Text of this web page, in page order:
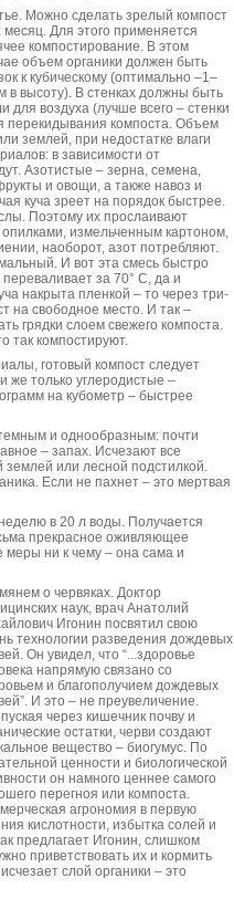
Можно сделать зрелый компост
месяц. Для этого применяется
компостирование. В этом
объем органики должен быть
к кубическому (оптимально –1–
в высоту). В стенках должны быть
для воздуха (лучше всего – стенки
перекидывания компоста. Объем
землей, при недостатке влаги
в зависимости от
Азотистые – зерна, семена,
и овощи, а также навоз и
куча зреет на порядок быстрее.
Поэтому их прослаивают
измельченным картоном,
наоборот, азот потребляют.
И вот эта смесь быстро
за 70° С, да и
накрыта пленкой – то через три-
на свободное место. И так –
грядки слоем свежего компоста.
так компостируют.
готовый компост следует
же только углеродистые –
на кубометр – быстрее
и однообразным: почти
– запах. Исчезают все
или лесной подстилкой.
Если не пахнет – это мертвая
в 20 л воды. Получается
прекрасное оживляющее
меры ни к чему – она сама и
о червяках. Доктор
наук, врач Анатолий
Игонин посвятил свою
технологии разведения дождевых
Он увидел, что “...здоровье
напрямую связано со
и благополучием дождевых
И это – не преувеличение.
через кишечник почву и
остатки, черви создают
вещество – биогумус. По
ценности и биологической
он намного ценнее самого
перегноя или компоста.
агрономия в первую
кислотности, избытка солей и
предлагает Игонин, слишком
приветствовать их и кормить
слой органики – это